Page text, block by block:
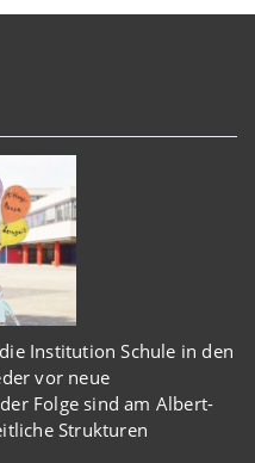
die Institution Schule in den
vor neue
Folge sind am Albert-
iche Strukturen